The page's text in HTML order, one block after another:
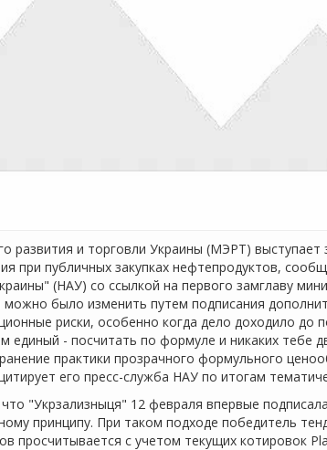
развития и торговли Украины (МЭРТ) выступает
при публичных закупках нефтепродуктов,
(НАУ) со ссылкой на первого замглаву
можно было изменить путем подписания
риски, особенно когда дело доходило до
единый - посчитать по формуле и никаких тебе
практики прозрачного формульного
его пресс-служба НАУ по итогам
"Укрзализныця" 12 февраля впервые
принципу. При таком подходе победитель
просчитывается с учетом текущих котировок